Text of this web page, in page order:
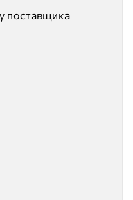
поставщика